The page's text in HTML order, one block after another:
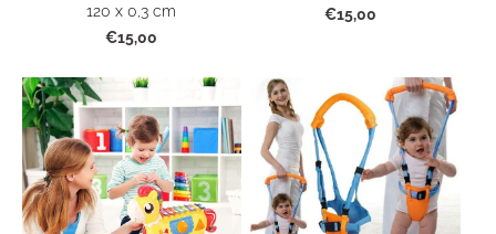
120 x 0,3 cm
€15,00
€15,00